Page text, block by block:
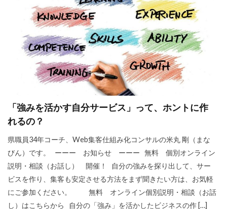
「強みを活かす自分サービス」って、ホントに作
れるの？
県職員34年コーチ、Web集客仕組み化コンサルの米丸 剛（まな
びん）です。 ーーー お知らせ ーーー 無料 個別オンライン
説明・相談（お話し） 開催！ 自分の強みを探り出して、サー
ビスを作り、集客も安定させる方法をまず聞きたい方は、お気軽
にご参加ください。 無料 オンライン個別説明・相談（お話
し）はこちらから 自分の「強み」を活かしたビジネスの作 […]